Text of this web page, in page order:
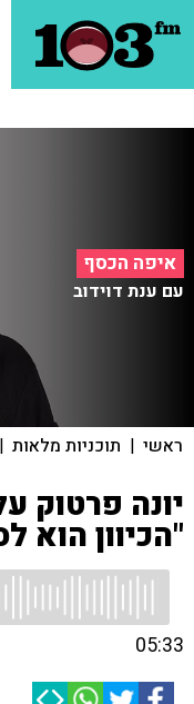
איפה הכסף
עם ענת דוידוב
ראשי | תוכניות מלאות |
יונה פרטוק
"הכיוון הוא
05:33